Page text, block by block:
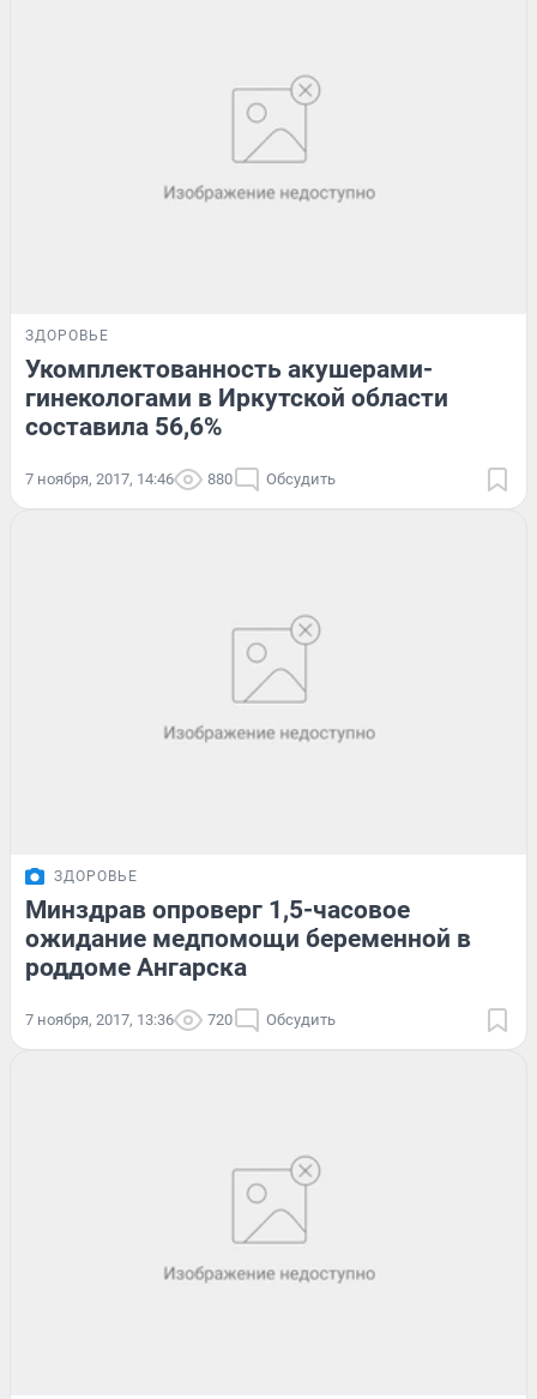
ЗДОРОВЬЕ
Укомплектованность акушерами-
гинекологами в Иркутской области
составила 56,6%
7 ноября, 2017, 14:46 880 Обсудить
ЗДОРОВЬЕ
Минздрав опроверг 1,5-часовое
ожидание медпомощи беременной в
роддоме Ангарска
7 ноября, 2017, 13:36 720 Обсудить